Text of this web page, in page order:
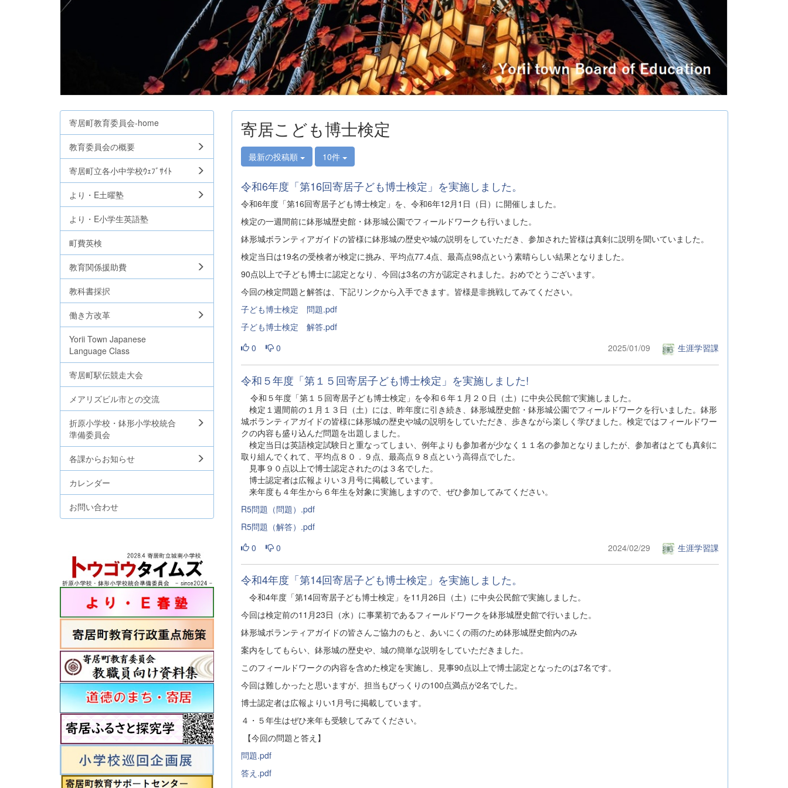
寄居こども博士検定
最新の投稿順 10件
令和6年度「第16回寄居子ども博士検定」を実施しました。
令和6年度「第16回寄居子ども博士検定」を、令和6年12月1日（日）に開催しました。
検定の一週間前に鉢形城歴史館・鉢形城公園でフィールドワークも行いました。
鉢形城ボランティアガイドの皆様に鉢形城の歴史や城の説明をしていただき、参加された皆様は真剣に説明を聞いていました。
検定当日は19名の受検者が検定に挑み、平均点77.4点、最高点98点という素晴らしい結果となりました。
90点以上で子ども博士に認定となり、今回は3名の方が認定されました。おめでとうございます。
今回の検定問題と解答は、下記リンクから入手できます。皆様是非挑戦してみてください。
子ども博士検定 問題.pdf
子ども博士検定 解答.pdf
0
0 2025/01/09 生涯学習課
令和５年度「第１５回寄居子ども博士検定」を実施しました!
令和５年度「第１５回寄居子ども博士検定」を令和６年１月２０日（土）に中央公民館で実施しました。
検定１週間前の１月１３日（土）には、昨年度に引き続き、鉢形城歴史館・鉢形城公園でフィールドワークを行いました。鉢形
城ボランティアガイドの皆様に鉢形城の歴史や城の説明をしていただき、歩きながら楽しく学びました。検定ではフィールドワー
クの内容も盛り込んだ問題を出題しました。
検定当日は英語検定試験日と重なってしまい、例年よりも参加者が少なく１１名の参加となりましたが、参加者はとても真剣に
取り組んでくれて、平均点８０．９点、最高点９８点という高得点でした。
見事９０点以上で博士認定されたのは３名でした。
博士認定者は広報よりい３月号に掲載しています。
来年度も４年生から６年生を対象に実施しますので、ぜひ参加してみてください。
R5問題（問題）.pdf
R5問題（解答）.pdf
0
0 2024/02/29 生涯学習課
令和4年度「第14回寄居子ども博士検定」を実施しました。
令和4年度「第14回寄居子ども博士検定」を11月26日（土）に中央公民館で実施しました。
今回は検定前の11月23日（水）に事業初であるフィールドワークを鉢形城歴史館で行いました。
鉢形城ボランティアガイドの皆さんご協力のもと、あいにくの雨のため鉢形城歴史館内のみ
案内をしてもらい、鉢形城の歴史や、城の簡単な説明をしていただきました。
このフィールドワークの内容を含めた検定を実施し、見事90点以上で博士認定となったのは7名です。
今回は難しかったと思いますが、担当もびっくりの100点満点が2名でした。
博士認定者は広報よりい1月号に掲載しています。
４・５年生はぜひ来年も受験してみてください。
【今回の問題と答え】
問題.pdf
答え.pdf
寄居町教育委員会-home
教育委員会の概要
寄居町立各小中学校ｳｪﾌﾞｻｲﾄ
より・E土曜塾
より・E小学生英語塾
町費英検
教育関係援助費
教科書採択
働き方改革
Yorii Town Japanese
Language Class
寄居町駅伝競走大会
メアリズビル市との交流
折原小学校・鉢形小学校統合
準備委員会
各課からお知らせ
カレンダー
お問い合わせ